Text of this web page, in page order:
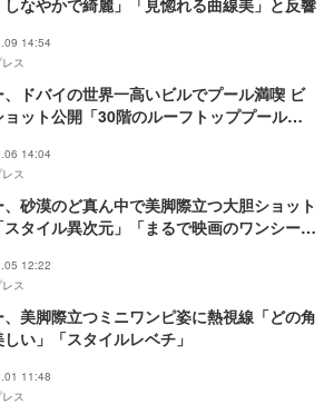
14:54
ス
、ドバイの世界一高いビルでプール満喫 ビ
ョット公開「30階のルーフトッププールが
14:04
ス
、砂漠のど真ん中で美脚際立つ大胆ショット
タイル異次元」「まるで映画のワンシー
12:22
ス
、美脚際立つミニワンピ姿に熱視線「どの角
い」「スタイルレベチ」
11:48
ス